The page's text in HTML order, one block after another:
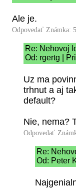
Ale je.
Odpovedať Známka:
Re: Nehovoj
Od: rgertg |
Uz ma
trhnut a aj
default?
Nie, nema?
Odpovedať
Re:
Od: Peter